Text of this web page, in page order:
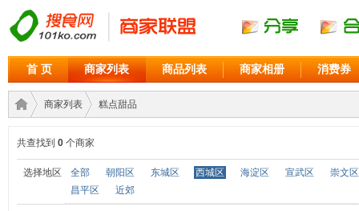
首 页 商家列表 商品列表 商家相册 消费券
商家›
商家列表
›
糕点甜品
共查找到 0 个商家
选择地区 全部 朝阳区 东城区 西城区 海淀区 宣武区
崇文区
昌平区
近郊